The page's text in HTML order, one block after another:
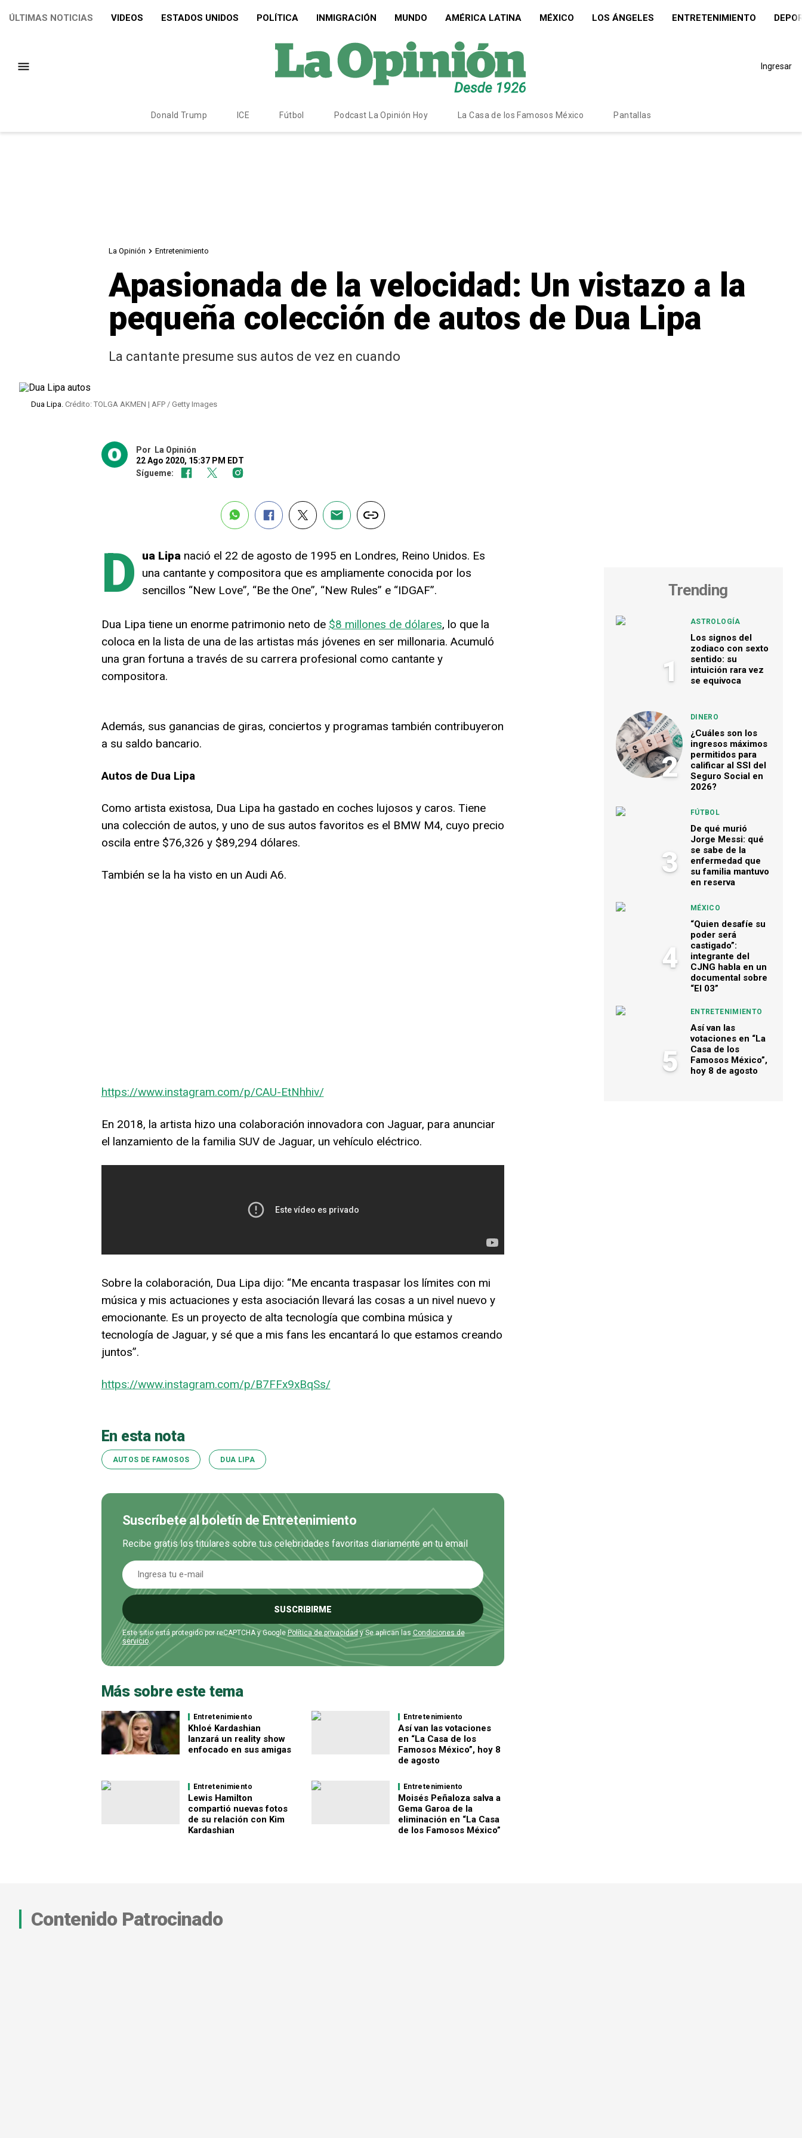
ÚLTIMAS NOTICIAS VIDEOS ESTADOS UNIDOS POLÍTICA INMIGRACIÓN MUNDO AMÉRICA LATINA MÉXICO LOS ÁNGELES ENTRETENIMIENTO
Ingresar
Donald Trump ICE Fútbol Podcast La Opinión Hoy La Casa de los Famosos México Pantallas
La Opinión Entretenimiento
Apasionada de la velocidad: Un vistazo a la
pequeña colección de autos de Dua Lipa
La cantante presume sus autos de vez en cuando
Dua Lipa. Crédito: TOLGA AKMEN | AFP / Getty Images
Por
La Opinión
22 Ago 2020, 15:37 PM EDT
Sígueme:
D ua Lipanació el 22 de agosto de 1995 en Londres, Reino Unidos. Es
una cantante y compositora que es ampliamente conocida por los
sencillos “New Love”, “Be the One”, “New Rules” e “IDGAF”.
Dua Lipa tiene un enorme patrimonio neto de $8 millones de dólares, lo que la
coloca en la lista de una de las artistas más jóvenes en ser millonaria. Acumuló
una gran fortuna a través de su carrera profesional como cantante y
compositora.
Además, sus ganancias de giras, conciertos y programas también contribuyeron
a su saldo bancario.
Autos de Dua Lipa
Como artista existosa, Dua Lipa ha gastado en coches lujosos y caros. Tiene
una colección de autos, y uno de sus autos favoritos es el BMW M4, cuyo precio
oscila entre $76,326 y $89,294 dólares.
También se la ha visto en un Audi A6.
https://www.instagram.com/p/CAU-EtNhhiv/
En 2018, la artista hizo una colaboración innovadora con Jaguar, para anunciar
el lanzamiento de la familia SUV de Jaguar, un vehículo eléctrico.
Sobre la colaboración, Dua Lipa dijo: “Me encanta traspasar los límites con mi
música y mis actuaciones y esta asociación llevará las cosas a un nivel nuevo y
emocionante. Es un proyecto de alta tecnología que combina música y
tecnología de Jaguar, y sé que a mis fans les encantará lo que estamos creando
juntos”.
https://www.instagram.com/p/B7FFx9xBqSs/
En esta nota
AUTOS DE FAMOSOS DUA LIPA
Suscríbete al boletín de Entretenimiento
Recibe gratis los titulares sobre tus celebridades favoritas diariamente en tu email
SUSCRIBIRME
Este sitio está protegido por reCAPTCHA y Google Política de privacidady Se aplican las Condiciones de
servicio.
Más sobre este tema
Entretenimiento
Khloé Kardashian
lanzará un reality show
enfocado en sus amigas
Entretenimiento
Así van las votaciones
en “La Casa de los
Famosos México”, hoy 8
de agosto
Entretenimiento
Lewis Hamilton
compartió nuevas fotos
de su relación con Kim
Kardashian
Entretenimiento
Moisés Peñaloza salva a
Gema Garoa de la
eliminación en “La Casa
de los Famosos México”
Trending
1
ASTROLOGÍA
Los signos del
zodiaco con sexto
sentido: su
intuición rara vez
se equivoca
2
DINERO
¿Cuáles son los
ingresos máximos
permitidos para
calificar al SSI del
Seguro Social en
2026?
3
FÚTBOL
De qué murió
Jorge Messi: qué
se sabe de la
enfermedad que
su familia mantuvo
en reserva
4
MÉXICO
“Quien desafíe su
poder será
castigado”:
integrante del
CJNG habla en un
documental sobre
“El 03”
5
ENTRETENIMIENTO
Así van las
votaciones en “La
Casa de los
Famosos México”,
hoy 8 de agosto
Contenido Patrocinado